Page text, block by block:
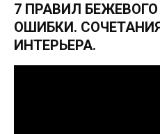
7 ПРАВИЛ БЕЖЕВОГО
ОШИБКИ.
ИНТЕРЬЕРА.